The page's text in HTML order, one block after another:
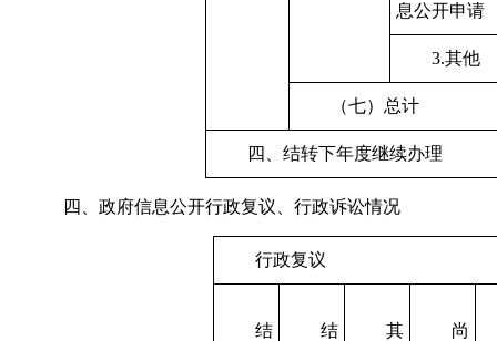
息公开申请
3.其他
（七）总计
四、结转下年度继续办理
四、政府信息公开行政复议、行政诉讼情况
行政复议
结
结
其
尚